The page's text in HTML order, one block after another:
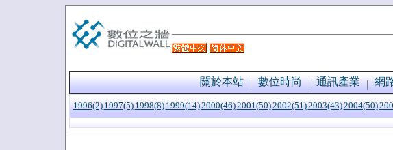
關於本站 數位時尚 通訊產業 網
1996(2) 1997(5) 1998(8) 1999(14)2000(46)2001(50)2002(51)2003(43)2004(50)